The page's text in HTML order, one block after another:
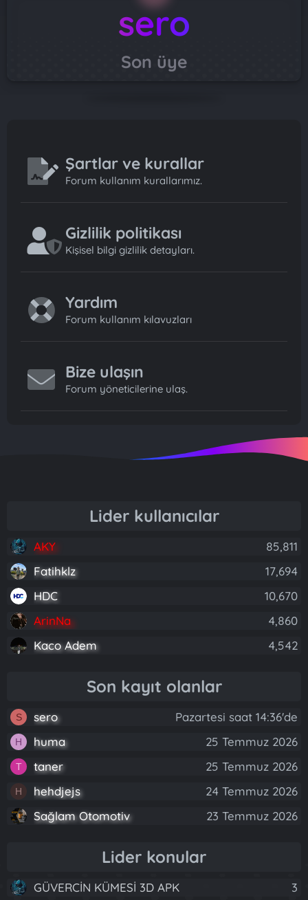
sero
Son üye
Şartlar ve kurallar
Forum kullanım kurallarımız.
Gizlilik politikası
Kişisel bilgi gizlilik detayları.
Yardım
Forum kullanım kılavuzları
Bize ulaşın
Forum yöneticilerine ulaş.
Lider kullanıcılar
AKY
85,811
Fatihklz
17,694
HDC
10,670
ArinNa
4,860
Kaco Adem
4,542
Son kayıt olanlar
S sero Pazartesi saat 14:36'de
H huma 25 Temmuz 2026
T taner 25 Temmuz 2026
H hehdjejs
24 Temmuz 2026
Sağlam Otomotiv
23 Temmuz 2026
Lider konular
GÜVERCİN KÜMESİ 3D APK 3